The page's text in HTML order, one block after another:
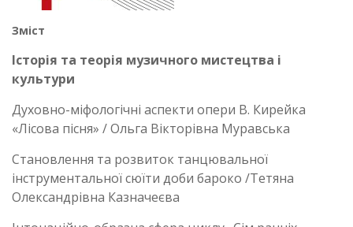
Зміст
Історія та теорія музичного мистецтва і
культури
Духовно-міфологічні аспекти опери В. Кирейка
«Лісова пісня» / Ольга Вікторівна Муравська
Становлення та розвиток танцювальної
інструментальної сюїти доби бароко /Тетяна
Олександрівна Казначеєва